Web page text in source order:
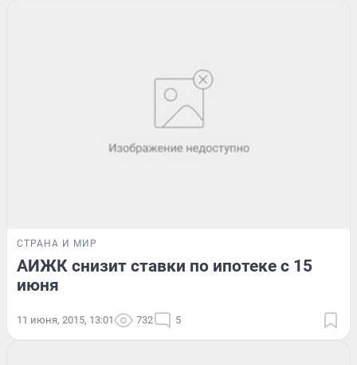
СТРАНА И МИР
АИЖК снизит ставки по ипотеке с 15
июня
11 июня, 2015, 13:01 732 5